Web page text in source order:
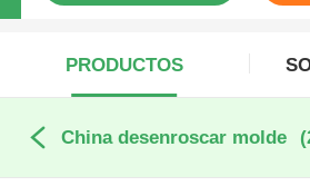
PRODUCTOS
China desenroscar molde